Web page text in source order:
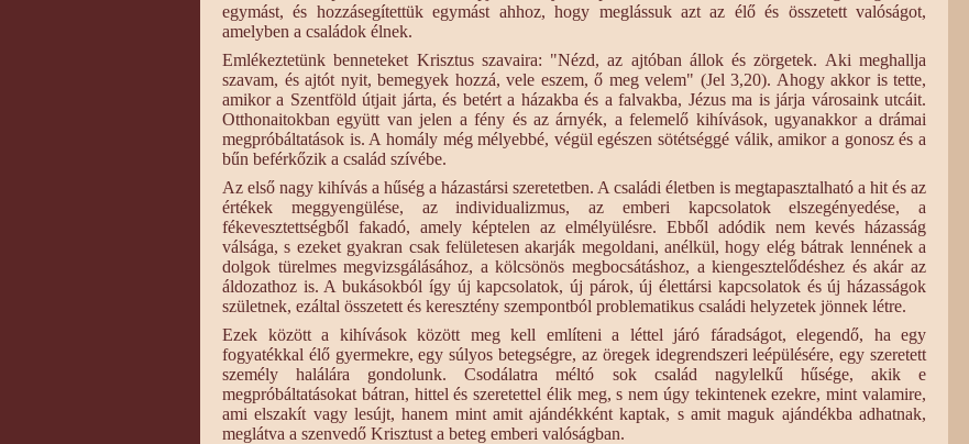
egymást, és hozzásegítettük egymást ahhoz, hogy meglássuk azt az élő és összetett valóságot,
amelyben a családok élnek.
Emlékeztetünk benneteket Krisztus szavaira: "Nézd, az ajtóban állok és zörgetek. Aki meghallja
szavam, és ajtót nyit, bemegyek hozzá, vele eszem, ő meg velem" (Jel 3,20). Ahogy akkor is tette,
amikor a Szentföld útjait járta, és betért a házakba és a falvakba, Jézus ma is járja városaink utcáit.
Otthonaitokban együtt van jelen a fény és az árnyék, a felemelő kihívások, ugyanakkor a drámai
megpróbáltatások is. A homály még mélyebbé, végül egészen sötétséggé válik, amikor a gonosz és a
bűn beférkőzik a család szívébe.
Az első nagy kihívás a hűség a házastársi szeretetben. A családi életben is megtapasztalható a hit és az
értékek meggyengülése, az individualizmus, az emberi kapcsolatok elszegényedése, a
fékevesztettségből fakadó, amely képtelen az elmélyülésre. Ebből adódik nem kevés házasság
válsága, s ezeket gyakran csak felületesen akarják megoldani, anélkül, hogy elég bátrak lennének a
dolgok türelmes megvizsgálásához, a kölcsönös megbocsátáshoz, a kiengesztelődéshez és akár az
áldozathoz is. A bukásokból így új kapcsolatok, új párok, új élettársi kapcsolatok és új házasságok
születnek, ezáltal összetett és keresztény szempontból problematikus családi helyzetek jönnek létre.
Ezek között a kihívások között meg kell említeni a léttel járó fáradságot, elegendő, ha egy
fogyatékkal élő gyermekre, egy súlyos betegségre, az öregek idegrendszeri leépülésére, egy szeretett
személy halálára gondolunk. Csodálatra méltó sok család nagylelkű hűsége, akik e
megpróbáltatásokat bátran, hittel és szeretettel élik meg, s nem úgy tekintenek ezekre, mint valamire,
ami elszakít vagy lesújt, hanem mint amit ajándékként kaptak, s amit maguk ajándékba adhatnak,
meglátva a szenvedő Krisztust a beteg emberi valóságban.